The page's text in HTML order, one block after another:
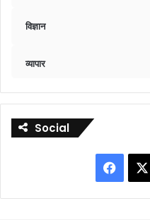
विज्ञान
व्यापार
Social